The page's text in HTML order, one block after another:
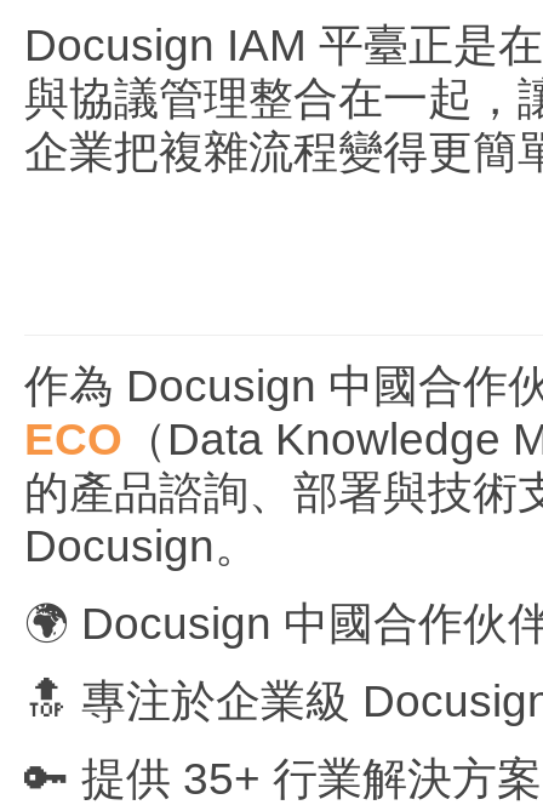
Docusign IAM 平臺正是
與協議管理整合在一起，
企業把複雜流程變得更簡
作為 Docusign 中國合作
ECO （Data Knowledge
的產品諮詢、部署與技術
Docusign。
🌍 Docusign 中國合作伙
🔝 專注於企業級
🔑 提供 35+ 行業解決方